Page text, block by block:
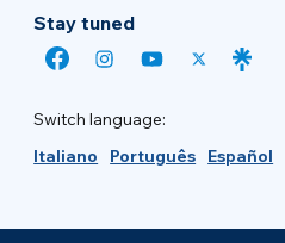
Stay tuned
Switch language:
Italiano
Português Español